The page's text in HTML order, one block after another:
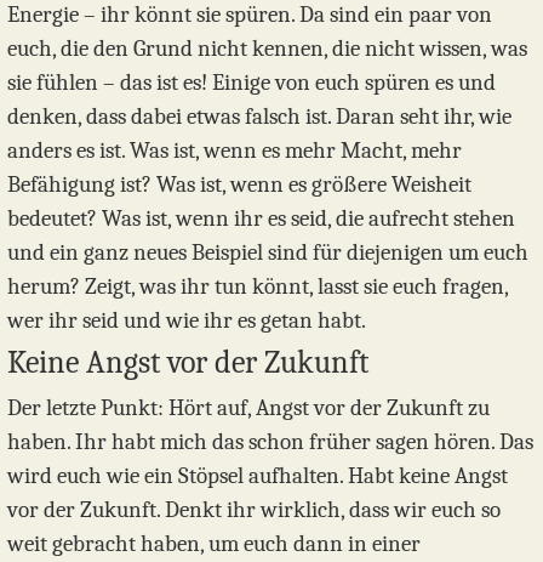
Energie – ihr könnt sie spüren. Da sind ein paar von
euch, die den Grund nicht kennen, die nicht wissen, was
sie fühlen – das ist es! Einige von euch spüren es und
denken, dass dabei etwas falsch ist. Daran seht ihr, wie
anders es ist. Was ist, wenn es mehr Macht, mehr
Befähigung ist? Was ist, wenn es größere Weisheit
bedeutet? Was ist, wenn ihr es seid, die aufrecht stehen
und ein ganz neues Beispiel sind für diejenigen um euch
herum? Zeigt, was ihr tun könnt, lasst sie euch fragen,
wer ihr seid und wie ihr es getan habt.
Keine Angst vor der Zukunft
Der letzte Punkt: Hört auf, Angst vor der Zukunft zu
haben. Ihr habt mich das schon früher sagen hören. Das
wird euch wie ein Stöpsel aufhalten. Habt keine Angst
vor der Zukunft. Denkt ihr wirklich, dass wir euch so
weit gebracht haben, um euch dann in einer